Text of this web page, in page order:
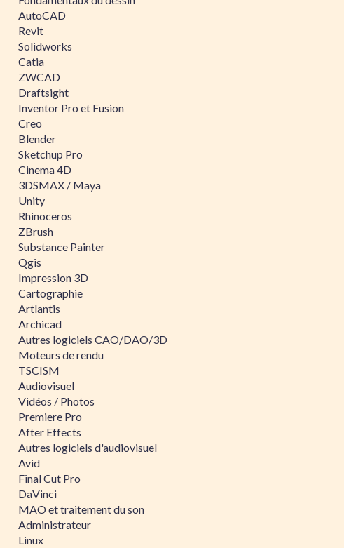
AutoCAD
Revit
Solidworks
Catia
ZWCAD
Draftsight
Inventor Pro et Fusion
Creo
Blender
Sketchup Pro
Cinema 4D
3DSMAX / Maya
Unity
Rhinoceros
ZBrush
Substance Painter
Qgis
Impression 3D
Cartographie
Artlantis
Archicad
Autres logiciels CAO/DAO/3D
Moteurs de rendu
TSCISM
Audiovisuel
Vidéos / Photos
Premiere Pro
After Effects
Autres logiciels d'audiovisuel
Avid
Final Cut Pro
DaVinci
MAO et traitement du son
Administrateur
Linux